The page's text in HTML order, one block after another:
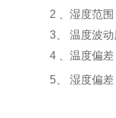
2
、湿度范
3、
温度波动
4
、温度偏
5、 湿度偏差